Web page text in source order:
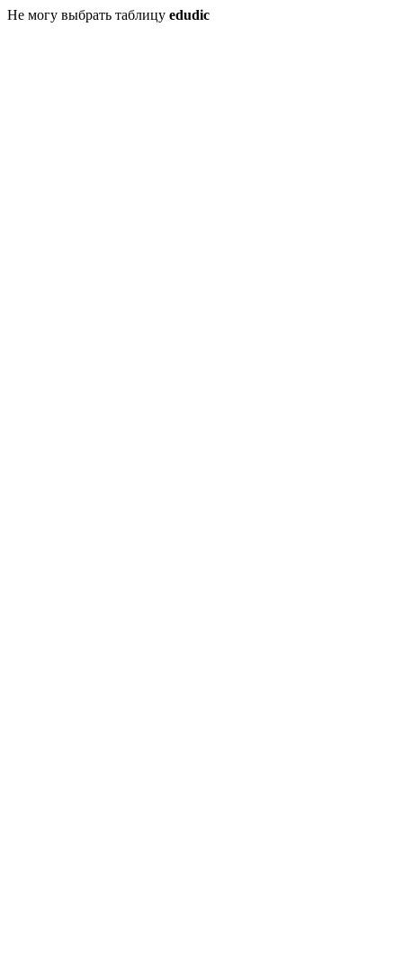
Не могу выбрать таблицу edudic